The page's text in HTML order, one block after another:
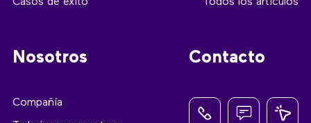
Nosotros
Compañía
Contacto